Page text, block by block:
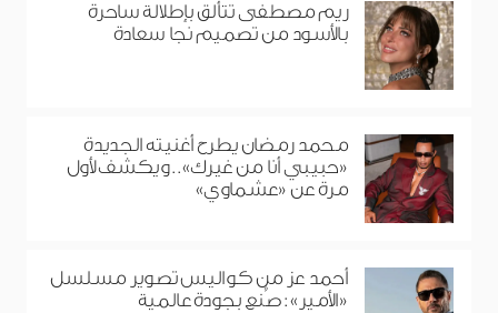
ريم مصطفى تتألق بإطلالة ساحرة
بالأسود من تصميم نجا سعادة
محمد رمضان يطرح أغنيته الجديدة
«حبيبي أنا من غيرك».. ويكشف لأول
مرة عن «عشماوي»
أحمد عز من كواليس تصوير مسلسل
«الأمير»: صُنع بجودة عالمية